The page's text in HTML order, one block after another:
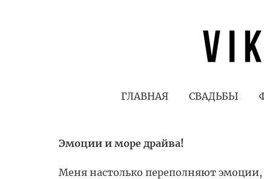
ГЛАВНАЯ СВАДЬБЫ
Эмоции и море драйва!
Меня настолько переполняют эмоции,